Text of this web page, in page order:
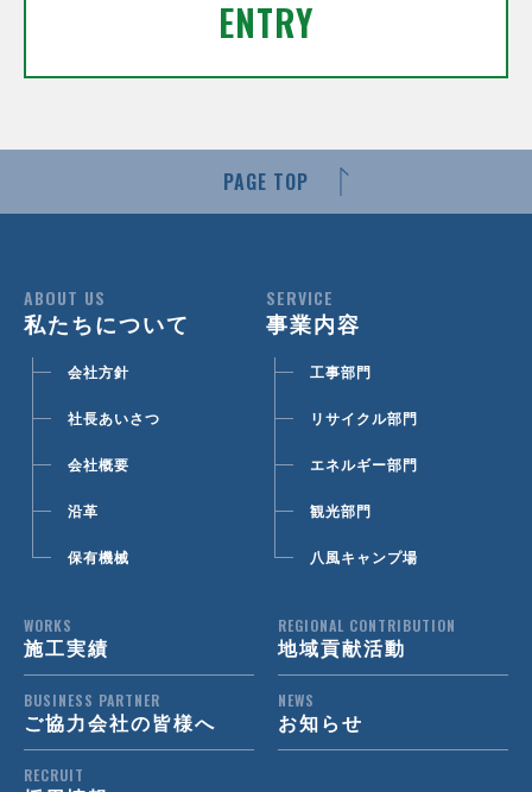
ENTRY
ABOUT US
私たちについて
会社方針
社長あいさつ
会社概要
沿革
保有機械
SERVICE
事業内容
工事部門
リサイクル部門
エネルギー部門
観光部門
八風キャンプ場
WORKS
施工実績
REGIONAL CONTRIBUTION
地域貢献活動
BUSINESS PARTNER
ご協力会社の皆様へ
NEWS
お知らせ
RECRUIT
PAGE TOP